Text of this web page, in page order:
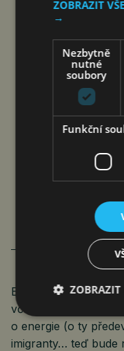
EVROPA SE
DEPORTOVAT
Roman Pospíšil
Evropa má problém.
včerejška zavírala
o energie (o ty
imigranty… teď bude
ZOBRAZIT
→
Nezbytně
nutné
soubory
Funkční
ZOBRAZIT